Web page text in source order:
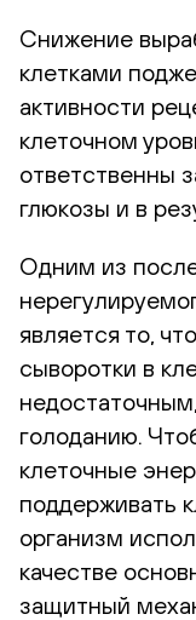
Снижение
клетками
активности
клеточном
ответственны
глюкозы и в
Одним из
является то,
сыворотки в
голоданию.
клеточные
поддерживать
организм
качестве
защитный